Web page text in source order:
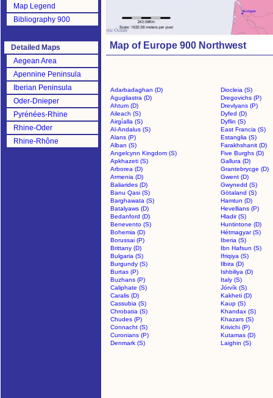
Map Legend
Bibliography 900
Detailed Maps
Aegean Area
Apennine Peninsula
Iberian Peninsula
Oder-Dnieper
Pyrénées-Rhine
Rhine-Oder
Rhine-Rhône
Map of Europe 900 Northwest
Adarbadaghan (D)
Diocleia (S)
Agugliastra (D)
Dregovichs (P)
Ahtum (D)
Drevlyans (P)
Aileach (S)
Dyfed (D)
Airgíalla (S)
Dyflin (S)
Al-Andalus (S)
East Francia (S)
Alans (P)
Estanglia (S)
Alban (S)
Farakhshanit (D)
Angelcynn Kingdom (S)
Five Burghs (D)
Apkhazeti (S)
Gallura (D)
Arborea (D)
Grantebrycge (D)
Armenia (D)
Gwent (D)
Baliarides (D)
Gwynedd (S)
Banu Qasi (S)
Götaland (S)
Barghawata (S)
Hamtun (D)
Batalyaws (D)
Hevellians (P)
Bedanford (D)
Hladir (S)
Benevento (S)
Huntintone (D)
Bohemia (D)
Hétmagyar (S)
Borussai (P)
Iberia (S)
Brittany (D)
Ibn Hafsun (S)
Bulgaria (S)
Ifriqiya (S)
Burgundy (S)
Ilbira (D)
Burtas (P)
Ishbiliya (D)
Buzhans (P)
Italy (S)
Caliphate (S)
Jórvík (S)
Caralis (D)
Kakheti (D)
Cassubia (S)
Kaup (S)
Chrobatia (S)
Khandax (S)
Chudes (P)
Khazars (S)
Connacht (S)
Krivichi (P)
Curonians (P)
Kutamas (D)
Denmark (S)
Laighin (S)